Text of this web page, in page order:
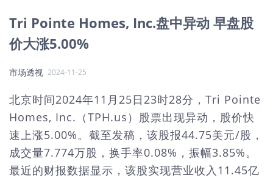
Tri Pointe Homes, Inc.盘中异动 早盘股
价大涨5.00%
市场透视 2024-11-25
北京时间2024年11月25日23时28分，Tri Pointe
Homes, Inc.（TPH.us）股票出现异动，股价快
速上涨5.00%。截至发稿，该股报44.75美元/股，
成交量7.774万股，换手率0.08%，振幅3.85%。
最近的财报数据显示，该股实现营业收入11.45亿